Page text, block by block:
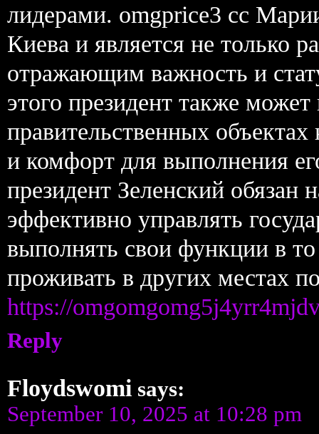
лидерами. omgprice3 cc
Киева и является не только
отражающим важность и
этого президент также
правительственных
и комфорт для выполнения
президент Зеленский обязан
эффективно управлять
выполнять свои функции в
проживать в других местах
https://
Reply
Floydswomi says:
September 10, 2025 at 10:28 pm